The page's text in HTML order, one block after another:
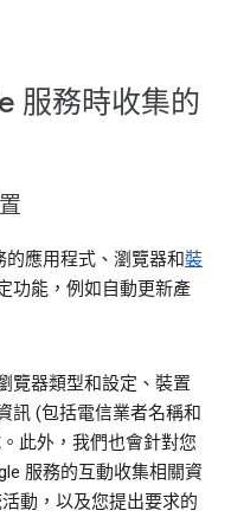
服務時收集的
應用程式、瀏覽器和裝
功能，例如自動更新產
覽器類型和設定、裝置
訊 (包括電信業者名稱和
此外，我們也會針對您
服務的互動收集相關資
動，以及您提出要求的